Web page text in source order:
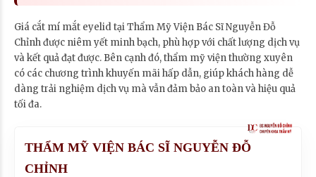
Giá cắt mí mắt eyelid tại Thẩm Mỹ Viện Bác Sĩ Nguyễn Đỗ
Chỉnh được niêm yết minh bạch, phù hợp với chất lượng dịch vụ
và kết quả đạt được. Bên cạnh đó, thẩm mỹ viện thường xuyên
có các chương trình khuyến mãi hấp dẫn, giúp khách hàng dễ
dàng trải nghiệm dịch vụ mà vẫn đảm bảo an toàn và hiệu quả
tối đa.
THẨM MỸ VIỆN BÁC SĨ NGUYỄN ĐỖ
CHỈNH